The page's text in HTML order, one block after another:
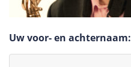
Uw voor- en achternaam: